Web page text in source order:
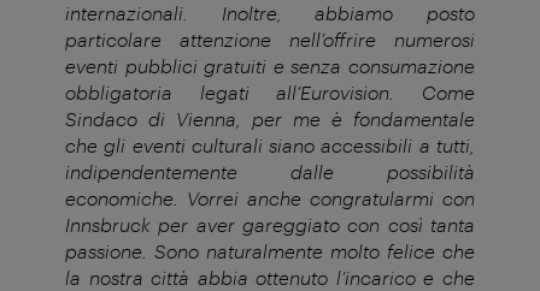
internazionali. Inoltre, abbiamo posto
particolare attenzione nell’offrire numerosi
eventi pubblici gratuiti e senza consumazione
obbligatoria legati all’Eurovision. Come
Sindaco di Vienna, per me è fondamentale
che gli eventi culturali siano accessibili a tutti,
indipendentemente dalle possibilità
economiche. Vorrei anche congratularmi con
Innsbruck per aver gareggiato con così tanta
passione. Sono naturalmente molto felice che
la nostra città abbia ottenuto l’incarico e che